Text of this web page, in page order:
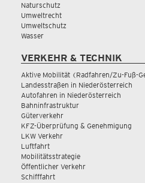
Naturschutz
Umweltrecht
Umweltschutz
Wasser
VERKEHR & TECHNIK
Aktive Mobilität (Radfahren/Zu-Fuß-
Landesstraßen in Niederösterreich
Autofahren in Niederösterreich
Bahninfrastruktur
Güterverkehr
KFZ-Überprüfung & Genehmigung
LKW Verkehr
Luftfahrt
Mobilitätsstrategie
Öffentlicher Verkehr
Schifffahrt